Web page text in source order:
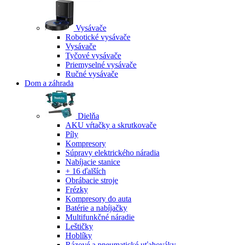
Vysávače
Robotické vysávače
Vysávače
Tyčové vysávače
Priemyselné vysávače
Ručné vysávače
Dom a záhrada
Dielňa
AKU vŕtačky a skrutkovače
Píly
Kompresory
Súpravy elektrického náradia
Nabíjacie stanice
+ 16 ďalších
Obrábacie stroje
Frézky
Kompresory do auta
Batérie a nabíjačky
Multifunkčné náradie
Leštičky
Hoblíky